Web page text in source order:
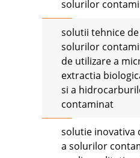
solurilor
solutii tehnice
solurilor
de utilizare a
extractia
si a
contaminat
solutie inovativa
a solurilor